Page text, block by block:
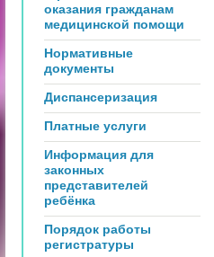
оказания гражданам
медицинской помощи
Нормативные
документы
Диспансеризация
Платные услуги
Информация для
законных
представителей
ребёнка
Порядок работы
регистратуры